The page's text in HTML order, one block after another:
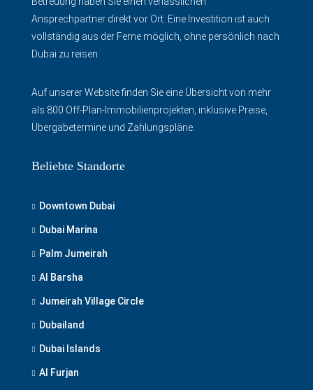
Ansprechpartner direkt vor Ort. Eine Investition ist auch
vollständig aus der Ferne möglich, ohne persönlich nach
Dubai zu reisen.
Auf unserer Website finden Sie eine Übersicht von mehr
als 800 Off-Plan-Immobilienprojekten, inklusive Preise,
Übergabetermine und Zahlungspläne.
Beliebte Standorte
Downtown Dubai
Dubai Marina
Palm Jumeirah
Al Barsha
Jumeirah Village Circle
Dubailand
Dubai Islands
Al Furjan